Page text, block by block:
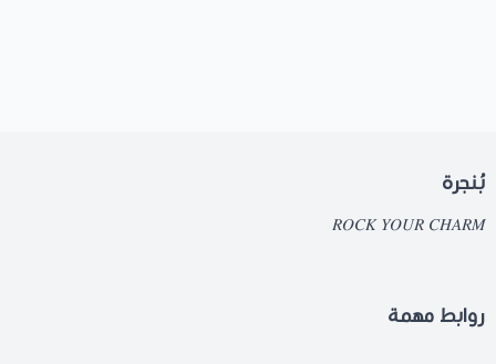
بُنجرة
𝑅𝑂𝐶𝐾 𝑌𝑂𝑈𝑅 𝐶𝐻𝐴𝑅𝑀
روابط مهمة